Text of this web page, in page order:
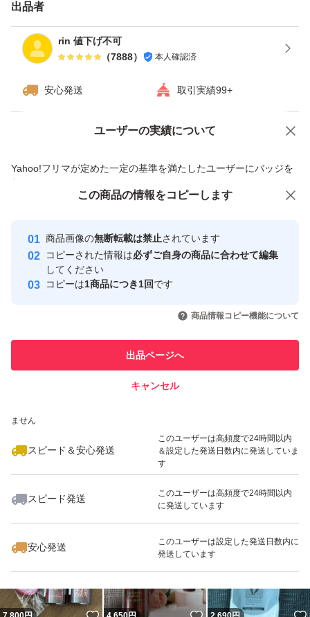
出品者
rin 値下げ不可
（7888） 本人確認済
安心発送 取引実績99+
ユーザーの実績について
Yahoo!フリマが定めた一定の基準を満たしたユーザーにバッジを
付与しています
安心取引出品者
心・安全なユーザーです
取引実績
引を完了させた実績があります
での取引実績があります
ません
スピード＆安心発送
このユーザーは高頻度で24時間以内
＆設定した発送日数内に発送していま
す
スピード発送
このユーザーは高頻度で24時間以内
に発送しています
安心発送
このユーザーは設定した発送日数内に
発送しています
価格の相談 商品への質問
この商品の情報をコピーします
商品画像の無断転載は禁止されています
コピーされた情報は必ずご自身の商品に合わせて編集
してください
コピーは1商品につき1回です
商品情報コピー機能について
出品ページへ
キャンセル
この商品をみている人にオススメ
いいね！
4,150